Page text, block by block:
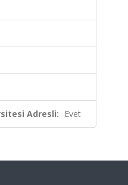
Adresli: Evet